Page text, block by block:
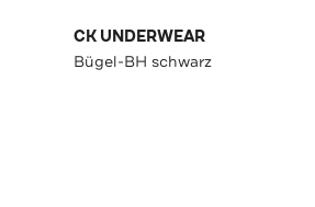
CK UNDERWEAR
Bügel-BH schwarz